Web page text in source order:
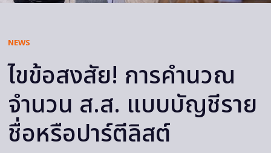
NEWS
ไขข้อสงสัย! การคำนวณ
จำนวน ส.ส. แบบบัญชีราย
ชื่อหรือปาร์ตีลิสต์